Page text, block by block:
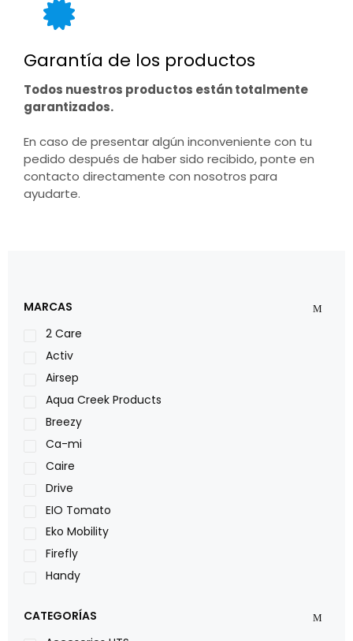
Garantía de los productos
Todos nuestros productos están totalmente
garantizados.
En caso de presentar algún inconveniente con tu
pedido después de haber sido recibido, ponte en
contacto directamente con nosotros para
ayudarte.
MARCAS
2 Care
Activ
Airsep
Aqua Creek Products
Breezy
Ca-mi
Caire
Drive
EIO Tomato
Eko Mobility
Firefly
Handy
Leggero
CATEGORÍAS